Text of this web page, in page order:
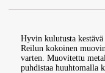
Hyvin kulutusta kestävä
Reilun kokoinen
varten. Muovitettu
puhdistaa huuhtomalla